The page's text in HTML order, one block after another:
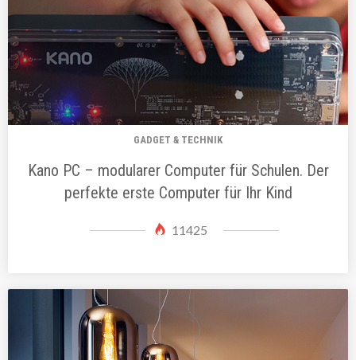
GADGET & TECHNIK
Kano PC – modularer Computer für Schulen. Der
perfekte erste Computer für Ihr Kind
11425